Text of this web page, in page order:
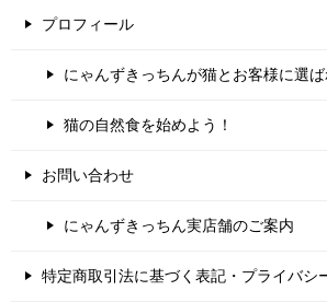
プロフィール
にゃんずきっちんが猫とお客様に選
猫の自然食を始めよう！
お問い合わせ
にゃんずきっちん実店舗のご案内
特定商取引法に基づく表記・プライバシ